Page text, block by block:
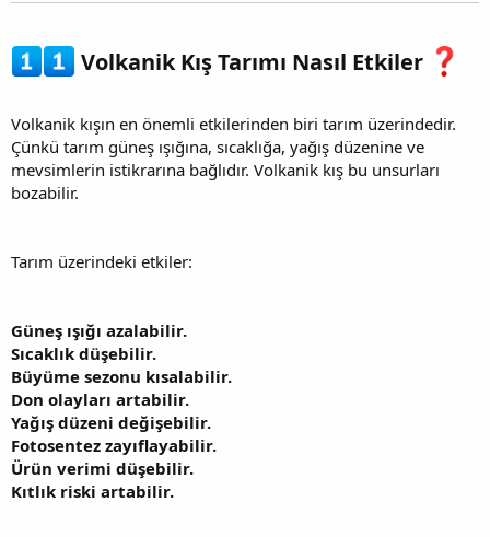
Volkanik Kış Tarımı Nasıl Etkiler
Volkanik kışın en önemli etkilerinden biri tarım üzerindedir.
Çünkü tarım güneş ışığına, sıcaklığa, yağış düzenine ve
mevsimlerin istikrarına bağlıdır. Volkanik kış bu unsurları
bozabilir.
Tarım üzerindeki etkiler:
Güneş ışığı azalabilir.
Sıcaklık düşebilir.
Büyüme sezonu kısalabilir.
Don olayları artabilir.
Yağış düzeni değişebilir.
Fotosentez zayıflayabilir.
Ürün verimi düşebilir.
Kıtlık riski artabilir.